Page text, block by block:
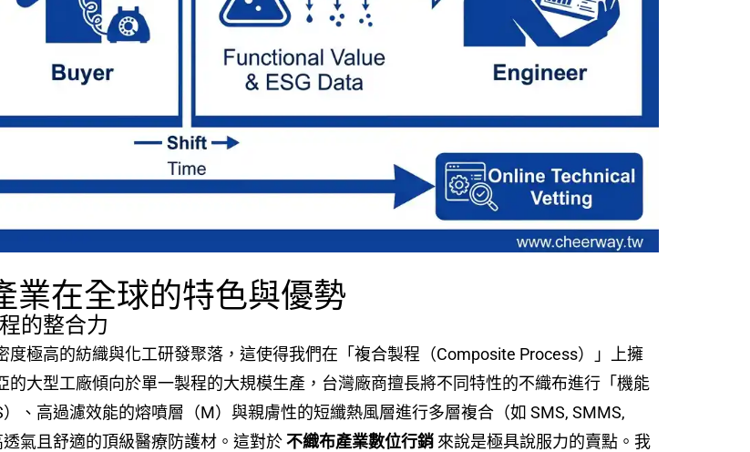
業在全球的特色與優勢
的整合力
度極高的紡織與化工研發聚落，這使得我們在「複合製程（Composite Process）」上擁
的大型工廠傾向於單一製程的大規模生產，台灣廠商擅長將不同特性的不織布進行「機能
、高過濾效能的熔噴層（M）與親膚性的短纖熱風層進行多層複合（如 SMS, SMMS,
氣且舒適的頂級醫療防護材。這對於不織布產業數位行銷 來說是極具說服力的賣點。我